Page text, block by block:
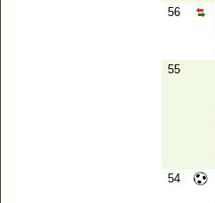
56
55
54